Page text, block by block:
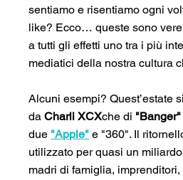
sentiamo e risentiamo ogni
like? Ecco… queste sono
a tutti gli effetti uno tra i più
mediatici della nostra cultura
Alcuni esempi? Quest’estate
da Charli XCXche di "Banger"
due "Apple" e "360". Il
utilizzato per quasi un
madri di famiglia,